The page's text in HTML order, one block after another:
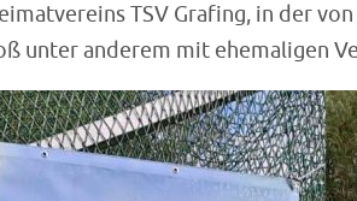
TSV Grafing, in der
unter anderem mit ehemaligen